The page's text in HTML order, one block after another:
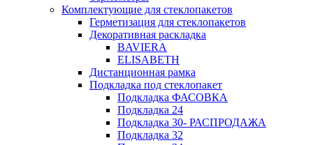
Комплектующие для стеклопакетов
Герметизация для стеклопакетов
Декоративная раскладка
BAVIERA
ELISABETH
Дистанционная рамка
Подкладка под стеклопакет
Подкладка ФАСОВКА
Подкладка 24
Подкладка 30- РАСПРОДАЖА
Подкладка 32